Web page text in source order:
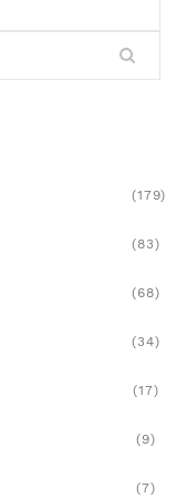
(179)
(83)
(68)
(34)
(17)
(9)
(7)